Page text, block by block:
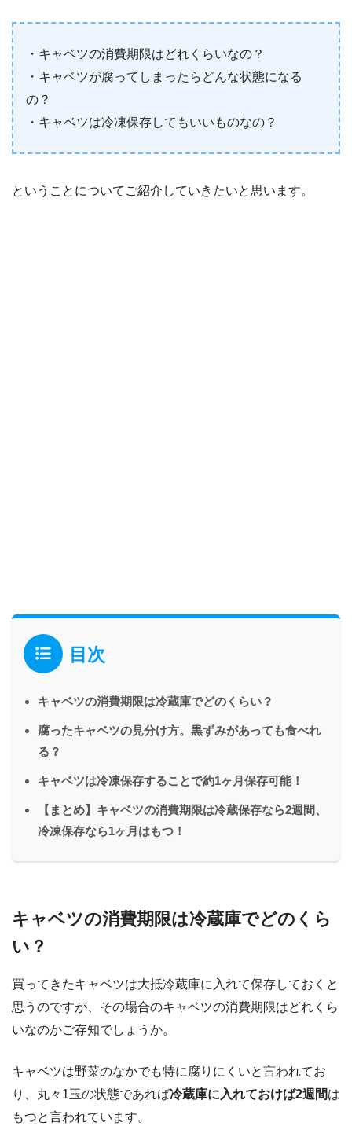
・キャベツの消費期限はどれくらいなの？
・キャベツが腐ってしまったらどんな状態になる
の？
・キャベツは冷凍保存してもいいものなの？
ということについてご紹介していきたいと思います。
目次
キャベツの消費期限は冷蔵庫でどのくらい？
腐ったキャベツの見分け方。黒ずみがあっても食べれ
る？
キャベツは冷凍保存することで約1ヶ月保存可能！
【まとめ】キャベツの消費期限は冷蔵保存なら2週間、
冷凍保存なら1ヶ月はもつ！
キャベツの消費期限は冷蔵庫でどのくら
い？
買ってきたキャベツは大抵冷蔵庫に入れて保存しておくと
思うのですが、その場合のキャベツの消費期限はどれくら
いなのかご存知でしょうか。
キャベツは野菜のなかでも特に腐りにくいと言われてお
り、丸々1玉の状態であれば冷蔵庫に入れておけば2週間は
もつと言われています。